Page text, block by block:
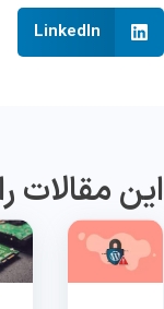
LinkedIn
مقالات